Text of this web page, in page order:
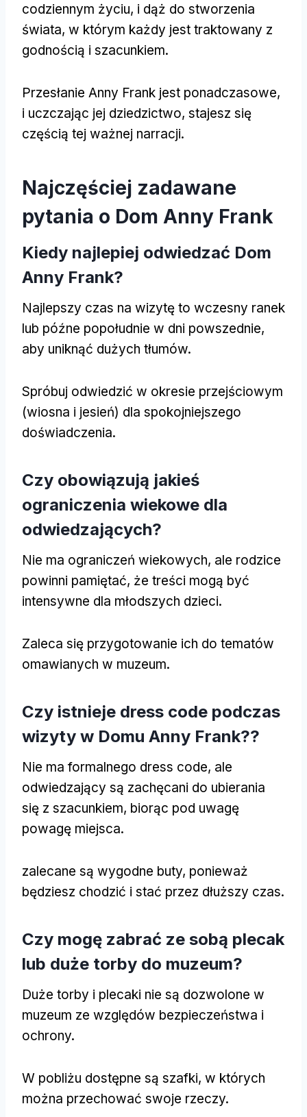
codziennym życiu, i dąż do stworzenia
świata, w którym każdy jest traktowany z
godnością i szacunkiem.
Przesłanie Anny Frank jest ponadczasowe,
i uczczając jej dziedzictwo, stajesz się
częścią tej ważnej narracji.
Najczęściej zadawane
pytania o Dom Anny Frank
Kiedy najlepiej odwiedzać Dom
Anny Frank?
Najlepszy czas na wizytę to wczesny ranek
lub późne popołudnie w dni powszednie,
aby uniknąć dużych tłumów.
Spróbuj odwiedzić w okresie przejściowym
(wiosna i jesień) dla spokojniejszego
doświadczenia.
Czy obowiązują jakieś
ograniczenia wiekowe dla
odwiedzających?
Nie ma ograniczeń wiekowych, ale rodzice
powinni pamiętać, że treści mogą być
intensywne dla młodszych dzieci.
Zaleca się przygotowanie ich do tematów
omawianych w muzeum.
Czy istnieje dress code podczas
wizyty w Domu Anny Frank??
Nie ma formalnego dress code, ale
odwiedzający są zachęcani do ubierania
się z szacunkiem, biorąc pod uwagę
powagę miejsca.
zalecane są wygodne buty, ponieważ
będziesz chodzić i stać przez dłuższy czas.
Czy mogę zabrać ze sobą plecak
lub duże torby do muzeum?
Duże torby i plecaki nie są dozwolone w
muzeum ze względów bezpieczeństwa i
ochrony.
W pobliżu dostępne są szafki, w których
można przechować swoje rzeczy.